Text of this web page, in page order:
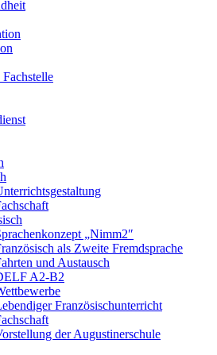
Fachstelle
„Nimm2″
als Zweite Fremdsprache
und Austausch
A2-B2
Französischunterricht
der Augustinerschule